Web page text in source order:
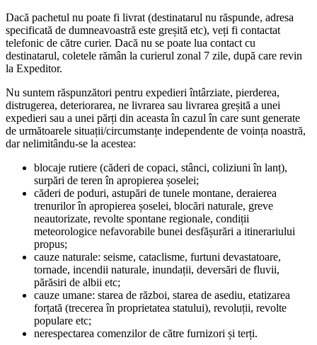
Dacă pachetul nu poate fi livrat (destinatarul nu răspunde, adresa
specificată de dumneavoastră este greșită etc), veți fi contactat
telefonic de către curier. Dacă nu se poate lua contact cu
destinatarul, coletele rămân la curierul zonal 7 zile, după care revin
la Expeditor.
Nu suntem răspunzători pentru expedieri întârziate, pierderea,
distrugerea, deteriorarea, ne livrarea sau livrarea greșită a unei
expedieri sau a unei părți din aceasta în cazul în care sunt generate
de următoarele situații/circumstanțe independente de voința noastră,
dar nelimitându-se la acestea:
blocaje rutiere (căderi de copaci, stânci, coliziuni în lanț),
surpări de teren în apropierea șoselei;
căderi de poduri, astupări de tunele montane, deraierea
trenurilor în apropierea șoselei, blocări naturale, greve
neautorizate, revolte spontane regionale, condiții
meteorologice nefavorabile bunei desfășurări a itinerariului
propus;
cauze naturale: seisme, cataclisme, furtuni devastatoare,
tornade, incendii naturale, inundații, deversări de fluvii,
părăsiri de albii etc;
cauze umane: starea de război, starea de asediu, etatizarea
forțată (trecerea în proprietatea statului), revoluții, revolte
populare etc;
nerespectarea comenzilor de către furnizori și terți.